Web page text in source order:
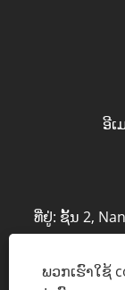
ອີເ
ທີ່ຢູ່: ຊັ້ນ 2,
ພວກເຮົາໃຊ້